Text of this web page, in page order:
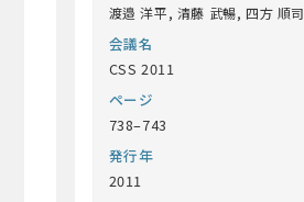
渡邉 洋平, 清藤 武暢, 四方 順司
会議名
CSS 2011
ページ
738–743
発行年
2011